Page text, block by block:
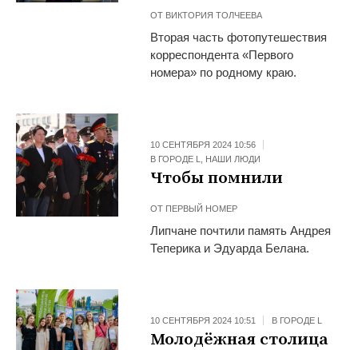
ОТ ВИКТОРИЯ ТОЛЧЕЕВА
Вторая часть фотопутешествия
корреспондента «Первого
номера» по родному краю.
10 СЕНТЯБРЯ 2024 10:56
В ГОРОДЕ L, НАШИ ЛЮДИ
Чтобы помнили
ОТ ПЕРВЫЙ НОМЕР
Липчане почтили память Андрея
Теперика и Эдуарда Белана.
10 СЕНТЯБРЯ 2024 10:51 В ГОРОДЕ L
Молодёжная столица